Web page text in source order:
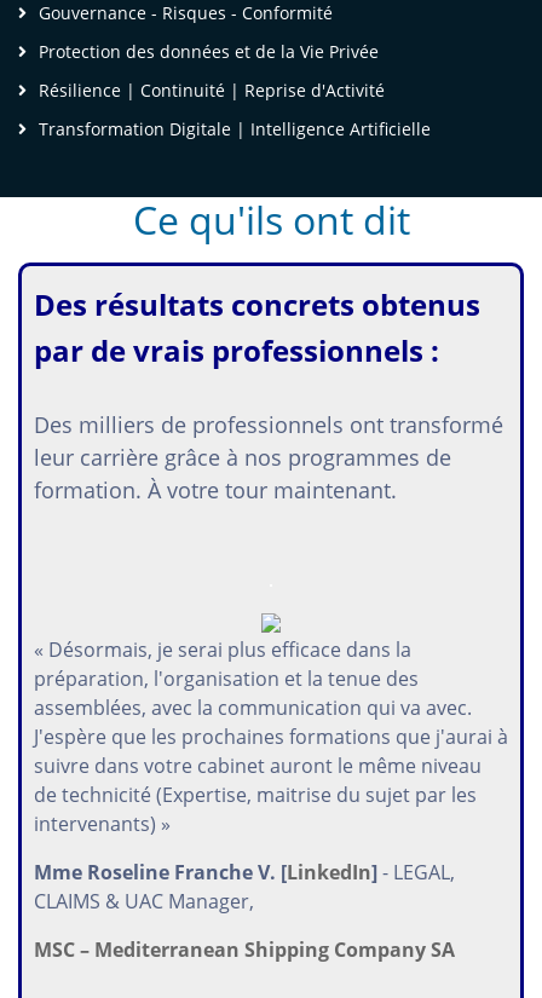
Gouvernance - Risques - Conformité
Protection des données et de la Vie Privée
Résilience | Continuité | Reprise d'Activité
Transformation Digitale | Intelligence Artificielle
Ce qu'ils ont dit
Des résultats concrets obtenus
par de vrais professionnels :
Des milliers de professionnels ont transformé
leur carrière grâce à nos programmes de
formation. À votre tour maintenant.
« Désormais, je serai plus efficace dans la
préparation, l'organisation et la tenue des
assemblées, avec la communication qui va avec.
J'espère que les prochaines formations que j'aurai à
suivre dans votre cabinet auront le même niveau
de technicité (Expertise, maitrise du sujet par les
intervenants) »
Mme Roseline Franche V. [LinkedIn]- LEGAL,
CLAIMS & UAC Manager,
MSC – Mediterranean Shipping Company SA